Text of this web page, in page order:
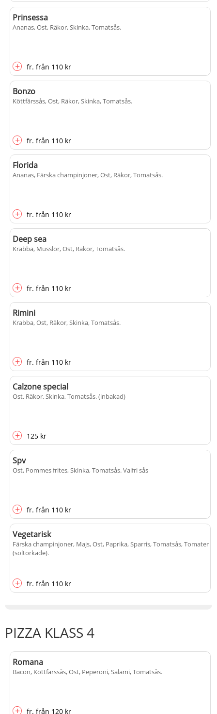
Prinsessa
Ananas, Ost, Räkor, Skinka, Tomatsås.
+ fr. från 110 kr
Bonzo
Köttfärssås, Ost, Räkor, Skinka, Tomatsås.
+ fr. från 110 kr
Florida
Ananas, Färska champinjoner, Ost, Räkor, Tomatsås.
+ fr. från 110 kr
Deep sea
Krabba, Musslor, Ost, Räkor, Tomatsås.
+ fr. från 110 kr
Rimini
Krabba, Ost, Räkor, Skinka, Tomatsås.
+ fr. från 110 kr
Calzone special
Ost, Räkor, Skinka, Tomatsås. (inbakad)
+ 125 kr
Spv
Ost, Pommes frites, Skinka, Tomatsås. Valfri sås
+ fr. från 110 kr
Vegetarisk
Färska champinjoner, Majs, Ost, Paprika, Sparris, Tomatsås, Tomater
(soltorkade).
+ fr. från 110 kr
PIZZA KLASS 4
Romana
Bacon, Köttfärssås, Ost, Peperoni, Salami, Tomatsås.
+ fr. från 120 kr